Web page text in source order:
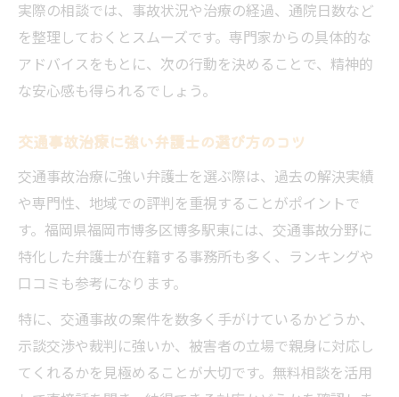
実際の相談では、事故状況や治療の経過、通院日数など
を整理しておくとスムーズです。専門家からの具体的な
アドバイスをもとに、次の行動を決めることで、精神的
な安心感も得られるでしょう。
交通事故治療に強い弁護士の選び方のコツ
交通事故治療に強い弁護士を選ぶ際は、過去の解決実績
や専門性、地域での評判を重視することがポイントで
す。福岡県福岡市博多区博多駅東には、交通事故分野に
特化した弁護士が在籍する事務所も多く、ランキングや
口コミも参考になります。
特に、交通事故の案件を数多く手がけているかどうか、
示談交渉や裁判に強いか、被害者の立場で親身に対応し
てくれるかを見極めることが大切です。無料相談を活用